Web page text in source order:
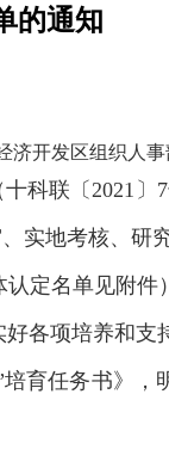
的通知
开发区组织人
科联〔2021
实地考核、
定名单见附件
各项培养和支
育任务书》